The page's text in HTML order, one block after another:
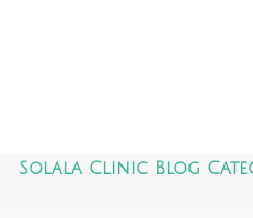
Solala Clinic Blog